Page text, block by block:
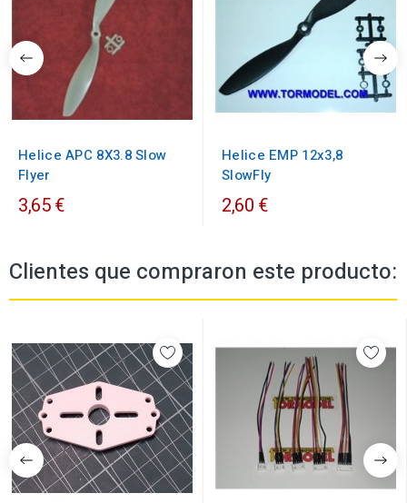
Helice APC 8X3.8 Slow
Flyer
3,65 €
Helice EMP 12x3,8
SlowFly
2,60 €
Clientes que compraron este producto: